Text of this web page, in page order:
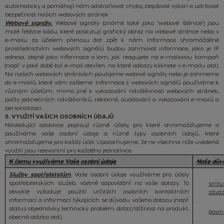
automaticky a pomáhají nám odstraňovat chyby, zlepšovat výkon a udržovat
bezpečnost našich webových stránek.
Webové signály. Webové signály (známé také jako "webové štěnice") jsou
malé řetězce kódu, které poskytují grafický obraz na webové stránce nebo v
e-mailu za účelem přenosu dat zpět k nám. Informace shromážděné
prostřednictvím webových signálů budou zahrnovat informace, jako je IP
adresa, stejně jako informace o tom, jak reagujete na e-mailovou kampaň
(např. v jaké době byl e-mail otevřen, na které odkazy kliknete v e-mailu atd.).
Na našich webových stránkách použijeme webové signály nebo je zahrneme
do e-mailů, které vám zašleme. Informace z webových signálů používáme k
různým účelům, mimo jiné k vykazování návštěvnosti webových stránek,
počty jedinečných návštěvníků, reklamě, auditování a vykazování e-mailů a
personalizaci.
5. VYUŽITÍ VAŠICH OSOBNÍCH ÚDAJŮ
Následující odstavce popisují různé účely, pro které shromažďujeme a
používáme vaše osobní údaje a různé typy osobních údajů, které
shromažďujeme pro každý účel. Upozorňujeme, že ne všechna níže uvedená
využití jsou relevantní pro každého jednotlivce.
K čemu využíváme Vaše osobní údaje
Naše
Služby spotřebitelům.Vaše osobní údaje využíváme pro účely
spotřebitelských služeb, včetně odpovídání na vaše dotazy. To
obvykle vyžaduje použití určitých osobních kontaktních
informací a informací týkajících se důvodu vašeho dotazu (např.
status objednávky,technický problém, dotaz/stížnost na produkt,
obecná otázka atd.).
·
·
·